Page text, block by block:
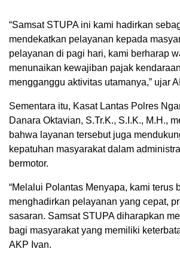
“Samsat STUPA ini kami hadirkan
mendekatkan pelayanan kepada
pelayanan di pagi hari, kami berharap
menunaikan kewajiban pajak
mengganggu aktivitas utamanya,” ujar
Sementara itu, Kasat Lantas Polres
Danara Oktavian, S.Tr.K., S.I.K., M.H.,
bahwa layanan tersebut juga
kepatuhan masyarakat dalam
bermotor.
“Melalui Polantas Menyapa, kami terus
menghadirkan pelayanan yang cepat,
sasaran. Samsat STUPA diharapkan
bagi masyarakat yang memiliki
AKP Ivan.